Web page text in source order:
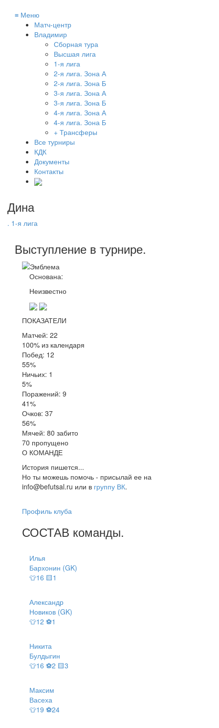
≡ Меню
Матч-центр
Владимир
Сборная тура
Высшая лига
1-я лига
2-я лига. Зона А
2-я лига. Зона Б
3-я лига. Зона А
3-я лига. Зона Б
4-я лига. Зона А
4-я лига. Зона Б
+ Трансферы
Все турниры
КДК
Документы
Контакты
Дина
. 1-я лига
Выступление в турнире.
Основана:
Неизвестно
ПОКАЗАТЕЛИ
Матчей: 22
100% из календаря
Побед: 12
55%
Ничьих: 1
5%
Поражений: 9
41%
Очков: 37
56%
Мячей: 80 забито
70 пропущено
О КОМАНДЕ
История пишется...
Но ты можешь помочь - присылай ее на
info@befutsal.ru или в группу ВК.
Профиль клуба
СОСТАВ команды.
Илья
Бархонин (GK)
👕16 🟨1
Александр
Новиков (GK)
👕12 ⚽1
Никита
Булдыгин
👕16 ⚽2 🟨3
Максим
Васеха
👕19 ⚽24